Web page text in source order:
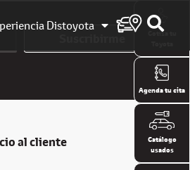
Distoyota
Suscribirme
al cliente
Cotiza tu
Agenda tu cita
Catálogo
usados